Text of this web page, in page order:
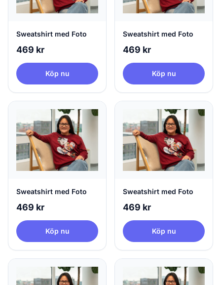
Sweatshirt med Foto
469 kr
Köp nu
Sweatshirt med Foto
469 kr
Köp nu
Sweatshirt med Foto
469 kr
Köp nu
Sweatshirt med Foto
469 kr
Köp nu